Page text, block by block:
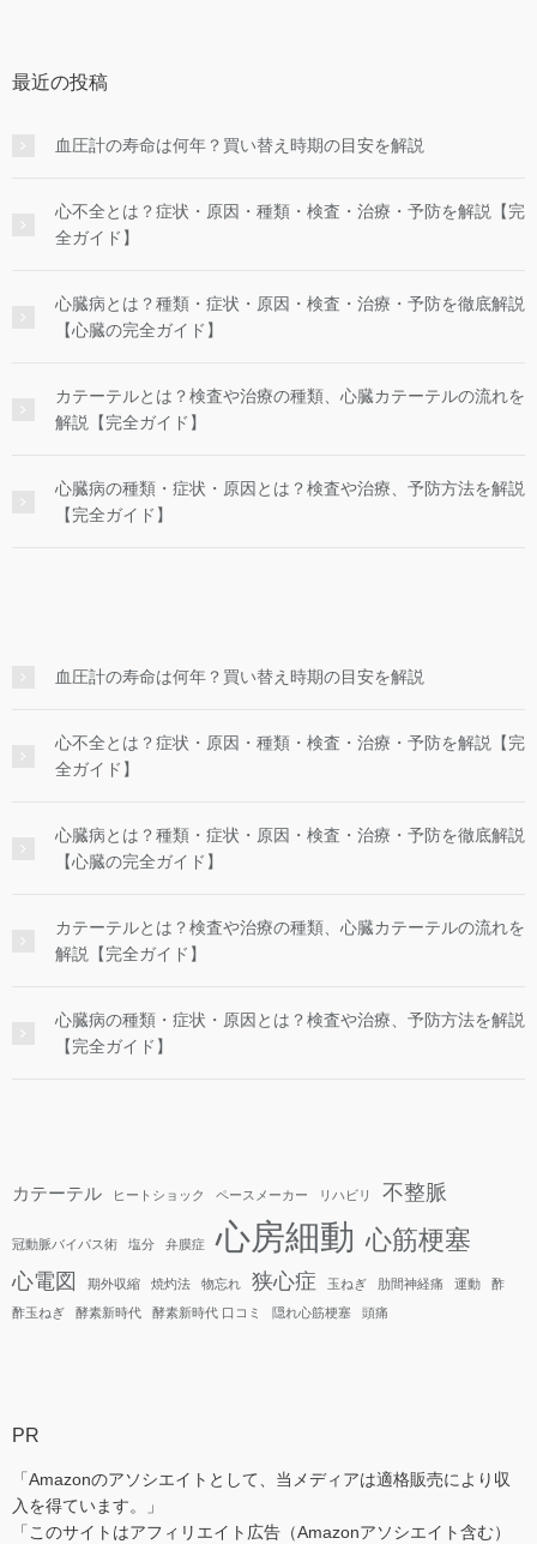
最近の投稿
血圧計の寿命は何年？買い替え時期の目安を解説
心不全とは？症状・原因・種類・検査・治療・予防を解説【完
全ガイド】
心臓病とは？種類・症状・原因・検査・治療・予防を徹底解説
【心臓の完全ガイド】
カテーテルとは？検査や治療の種類、心臓カテーテルの流れを
解説【完全ガイド】
心臓病の種類・症状・原因とは？検査や治療、予防方法を解説
【完全ガイド】
血圧計の寿命は何年？買い替え時期の目安を解説
心不全とは？症状・原因・種類・検査・治療・予防を解説【完
全ガイド】
心臓病とは？種類・症状・原因・検査・治療・予防を徹底解説
【心臓の完全ガイド】
カテーテルとは？検査や治療の種類、心臓カテーテルの流れを
解説【完全ガイド】
心臓病の種類・症状・原因とは？検査や治療、予防方法を解説
【完全ガイド】
カテーテル ヒートショック ペースメーカー リハビリ 不整脈
冠動脈バイパス術 塩分 弁膜症 心房細動 心筋梗塞
心電図 期外収縮 焼灼法 物忘れ 狭心症 玉ねぎ 肋間神経痛 運動
酢
酢玉ねぎ
酵素新時代 酵素新時代 口コミ 隠れ心筋梗塞 頭痛
PR
「Amazonのアソシエイトとして、当メディアは適格販売により収
入を得ています。」
「このサイトはアフィリエイト広告（Amazonアソシエイト含む）